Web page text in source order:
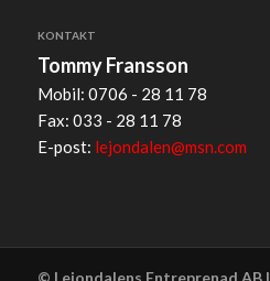
KONTAKT
Tommy Fransson
Mobil: 0706 - 28 11 78
Fax: 033 - 28 11 78
E-post: lejondalen@msn.com
© Lejondalens Entreprenad AB |